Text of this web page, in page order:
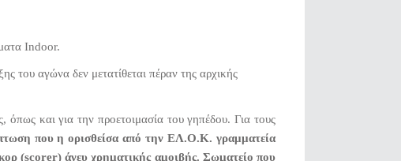
Indoor.
αγώνα δεν μετατίθεται πέραν της αρχικής
και για την προετοιμασία του γηπέδου. Για τους
που η ορισθείσα από την ΕΛ.Ο.Κ. γραμματεία
(scorer) άνευ χρηματικής αμοιβής. Σωματείο που